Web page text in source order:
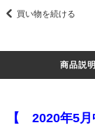
買い物を続ける
商品説明
【 2020年5月